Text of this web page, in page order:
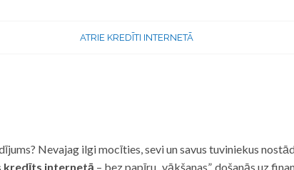
ATRIE KREDĪTI INTERNETĀ
Nevajag ilgi mocīties, sevi un savus tuviniekus
kredīts internetā – bez papīru „vākšanas”, došanās uz